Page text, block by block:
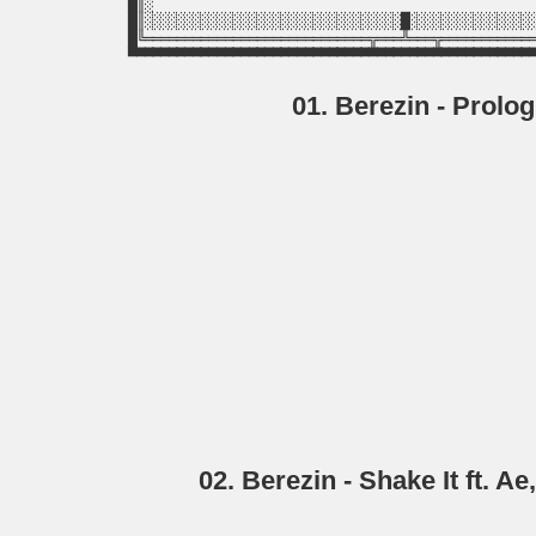
01. Berezin - Prolog
02. Berezin - Shake It ft.